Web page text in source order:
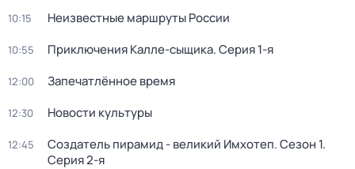
10:15 Неизвестные маршруты России
10:55 Приключения Калле-сыщика. Серия 1-я
12:00 Запечатлённое время
12:30 Новости культуры
12:45 Создатель пирамид - великий Имхотеп. Сезон 1.
Серия 2-я